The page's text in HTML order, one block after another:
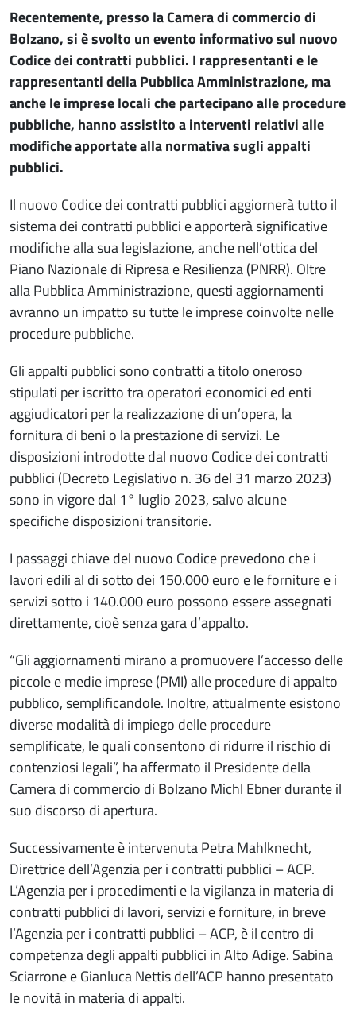
Recentemente, presso la Camera di commercio di
Bolzano, si è svolto un evento informativo sul nuovo
Codice dei contratti pubblici. I rappresentanti e le
rappresentanti della Pubblica Amministrazione, ma
anche le imprese locali che partecipano alle procedure
pubbliche, hanno assistito a interventi relativi alle
modifiche apportate alla normativa sugli appalti
pubblici.
Il nuovo Codice dei contratti pubblici aggiornerà tutto il
sistema dei contratti pubblici e apporterà significative
modifiche alla sua legislazione, anche nell’ottica del
Piano Nazionale di Ripresa e Resilienza (PNRR). Oltre
alla Pubblica Amministrazione, questi aggiornamenti
avranno un impatto su tutte le imprese coinvolte nelle
procedure pubbliche.
Gli appalti pubblici sono contratti a titolo oneroso
stipulati per iscritto tra operatori economici ed enti
aggiudicatori per la realizzazione di un’opera, la
fornitura di beni o la prestazione di servizi. Le
disposizioni introdotte dal nuovo Codice dei contratti
pubblici (Decreto Legislativo n. 36 del 31 marzo 2023)
sono in vigore dal 1° luglio 2023, salvo alcune
specifiche disposizioni transitorie.
I passaggi chiave del nuovo Codice prevedono che i
lavori edili al di sotto dei 150.000 euro e le forniture e i
servizi sotto i 140.000 euro possono essere assegnati
direttamente, cioè senza gara d’appalto.
“Gli aggiornamenti mirano a promuovere l’accesso delle
piccole e medie imprese (PMI) alle procedure di appalto
pubblico, semplificandole. Inoltre, attualmente esistono
diverse modalità di impiego delle procedure
semplificate, le quali consentono di ridurre il rischio di
contenziosi legali”, ha affermato il Presidente della
Camera di commercio di Bolzano Michl Ebner durante il
suo discorso di apertura.
Successivamente è intervenuta Petra Mahlknecht,
Direttrice dell’Agenzia per i contratti pubblici – ACP.
L’Agenzia per i procedimenti e la vigilanza in materia di
contratti pubblici di lavori, servizi e forniture, in breve
l’Agenzia per i contratti pubblici – ACP, è il centro di
competenza degli appalti pubblici in Alto Adige. Sabina
Sciarrone e Gianluca Nettis dell’ACP hanno presentato
le novità in materia di appalti.